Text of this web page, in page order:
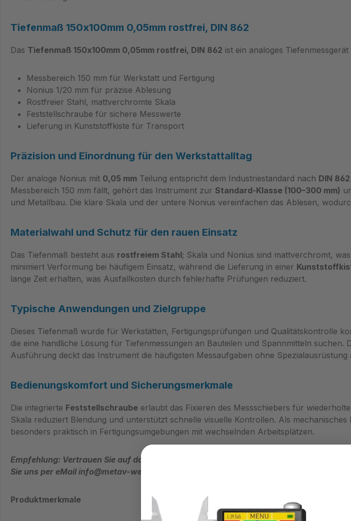
Tiefenmaß 150x100mm 0,05mm rostfrei, DIN 862
Das Tiefenmaß 150x100mm 0,05mm rostfrei, DIN 862 ist ein analoges
Messbereich 150 mm für Werkstatt und Fertigung
Nonius 1/20 mm für präzise Ablesung
Rostfreier Stahl, mattverchromte Skala
Feststellschraube für sichere Messwerte
Lieferung in Kunststoffkiste für Transport
Präzision und Einordnung für den Werkstattalltag
Der analoge Nonius mit 0,05 mm Teilung entspricht dem Industriestandard nach DIN 862
Messbereich 150 mm fällt, gehört das Instrument zur Standard‑Klasse (100–300 mm)
und Metallbau. Die klare Skala und der untere Nonius vereinfachen das Ablesen,
Materialwahl und Schutz für den rauen Einsatz
Das Tiefenmaß besteht aus rostfreiem Stahl; Skala und Nonius sind mattverchromt,
minimiert Verformung bei häufigem Einsatz, während die Lieferung in einer
lange Zeit erhalten, was Ausfallkosten durch fehlerhafte Prüfungen reduziert.
Typische Anwendungen und Zielgruppe
Dieses Tiefenmaß wurde für Werkstätten, Fertigungsprüfungen und Qualitätskontrolle
die eine handliche Lösung für Tiefenmessungen an Bauteilen und Spannmitteln
Ausführung deckt das Instrument die häufigsten Messaufgaben ohne Spezialausrüstung
Bedienungskomfort und Sicherungsmerkmale
Die integrierte Feststellschraube erlaubt das Fixieren des Messschiebers für
Skala reduziert Blendung und unterstützt schnelle visuelle Kontrollen. Als
besonders praktisch in Fertigungsumgebungen mit wechselnden Arbeitsplätzen.
Empfehlung: Vertrauen Sie auf das Metav IndustryLine Tiefenmaß mit Nonius 1/20
Sie uns per eMail info@metav-werkzeuge.com oder telefonisch unter +49 2822
Produktmerkmale